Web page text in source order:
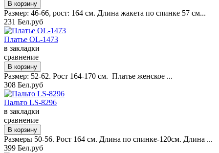
Размер: 46-66, рост: 164 см. Длина жакета по спинке 57 см...
231 Бел.руб
Платье OL-1473
в закладки
сравнение
Размер: 52-62. Рост 164-170 см. Платье женское ...
308 Бел.руб
Пальто LS-8296
в закладки
сравнение
Размеры 50-56. Рост 164 см. Длина по спинке-120см. Длина ...
399 Бел.руб